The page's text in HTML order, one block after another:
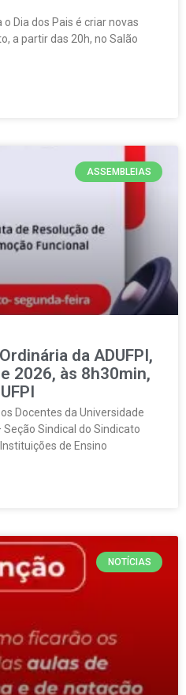
Dia dos Pais é criar novas
a partir das 20h, no Salão
ASSEMBLEIAS
da ADUFPI,
2026, às 8h30min,
Docentes da Universidade
Seção Sindical do Sindicato
de Ensino
NOTÍCIAS